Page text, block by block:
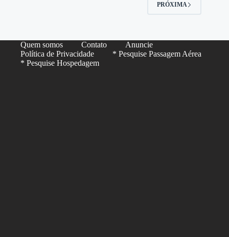
PRÓXIMA
Quem somos Contato
Anuncie
Política de Privacidade
* Pesquise Passagem Aérea
* Pesquise Hospedagem